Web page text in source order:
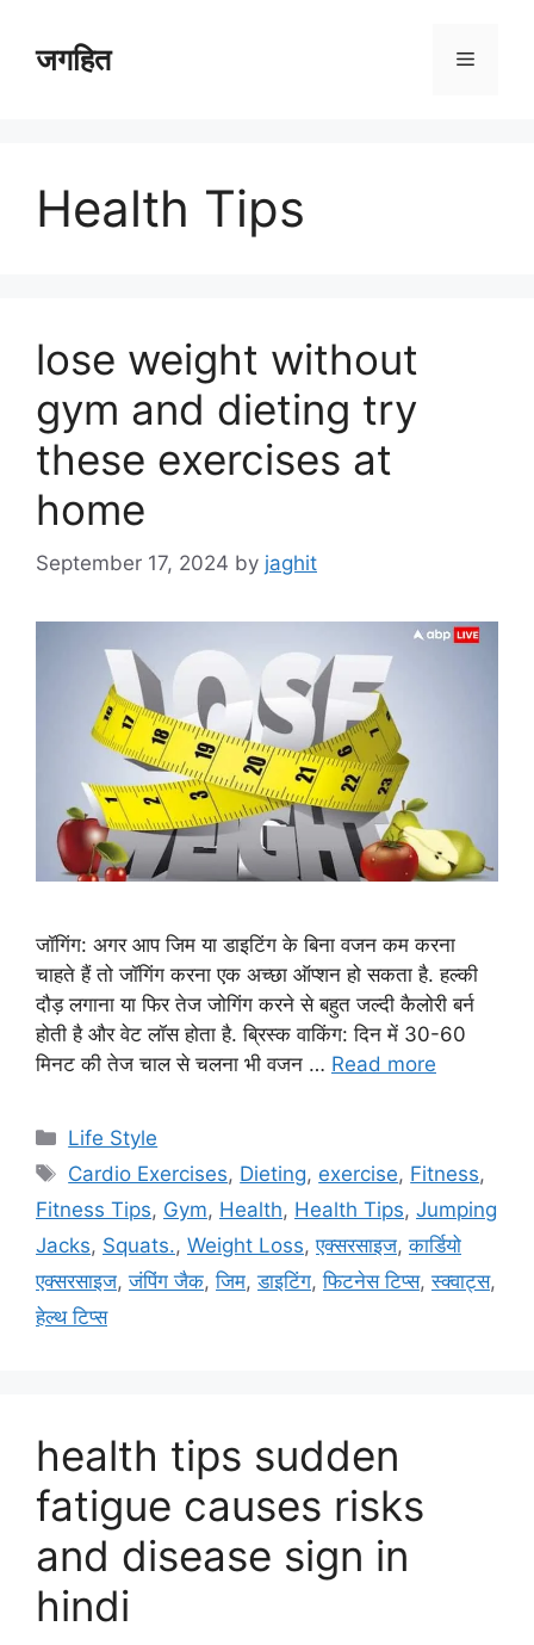
contentजगहित Menu
Health Tips
lose weight without
gym and dieting try
these exercises at
home
September 17, 2024 by jaghit
जॉगिंग: अगर आप जिम या डाइटिंग के बिना वजन कम करना
चाहते हैं तो जॉगिंग करना एक अच्छा ऑप्शन हो सकता है. हल्की
दौड़ लगाना या फिर तेज जोगिंग करने से बहुत जल्दी कैलोरी बर्न
होती है और वेट लॉस होता है. ब्रिस्क वाकिंग: दिन में 30-60
मिनट की तेज चाल से चलना भी वजन … Read more
C
a
e
g
o
r
Life Style
T
s
Cardio Exercises, Dieting, exercise, Fitness,
Fitness Tips, Gym, Health, Health Tips, Jumping
Jacks, Squats., Weight Loss,एक्सरसाइज,कार्डियो
एक्सरसाइज,जंपिंग जैक,जिम,डाइटिंग,फिटनेस टिप्स,स्क्वाट्स,
हेल्थ टिप्स
health tips sudden
fatigue causes risks
and disease sign in
hindi